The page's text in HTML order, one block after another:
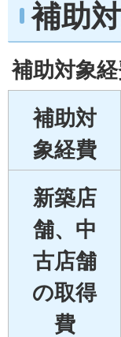
補助
補助対象
補助対
象経費
新築店
舗、中
古店舗
の取得
費